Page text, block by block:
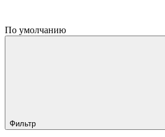
По умолчанию
Фильтр